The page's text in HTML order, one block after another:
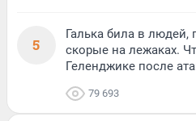
5
Галька била в людей,
скорые на лежаках.
Геленджике после
79 693